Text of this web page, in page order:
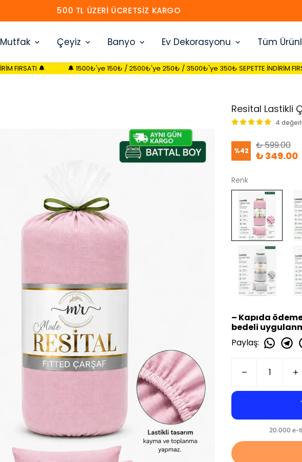
HEMEN ÜYE OL 30 TL İNDIRIM KAZAN
Mutfak Çeyiz Banyo Ev Dekorasyonu Tüm
🔔 1500₺'ye 150₺ / 2500₺'ye 250₺ / 3500₺'ye 350₺ SEPETTE İNDİRİM FIRSATI 🔔
Resital Lastikli
4
%42 ₺ 599.00
₺ 349.00
Renk
– Kapıda
bedeli
Paylaş: